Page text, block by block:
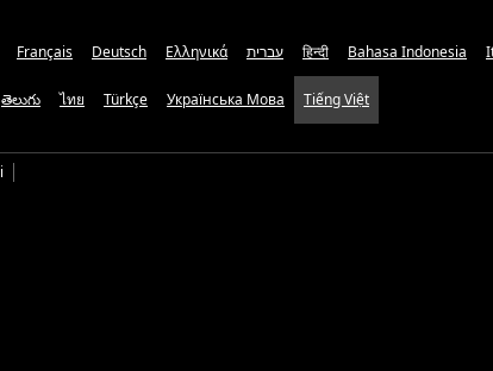
Français Deutsch Ελληνικά עברית हिन्दी Bahasa Indonesia
తెలుగు ไทย Türkçe Українська Мова Tiếng Việt